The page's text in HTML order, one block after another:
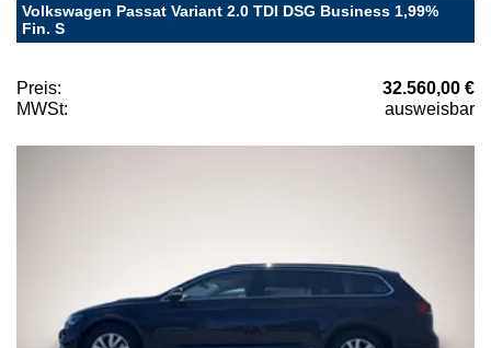
Volkswagen Passat Variant 2.0 TDI DSG Business 1,99%
Fin. S
Preis:
32.560,00 €
MWSt:
ausweisbar